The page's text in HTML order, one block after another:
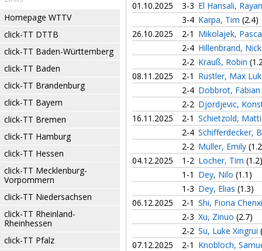
Homepage WTTV
click-TT DTTB
click-TT Baden-Württemberg
click-TT Baden
click-TT Brandenburg
click-TT Bayern
click-TT Bremen
click-TT Hamburg
click-TT Hessen
click-TT Mecklenburg-
Vorpommern
click-TT Niedersachsen
click-TT Rheinland-
Rheinhessen
click-TT Pfalz
01.10.2025
3-3 El Hansali,
3-4 Karpa, Tim (2.4)
26.10.2025
2-1 Mikolajek,
2-4 Hillenbrand,
2-2 Krauß, Robin
08.11.2025
2-1 Rustler, Max
2-4 Dobbrot, Fabian
2-2 Djordjevic,
16.11.2025
2-1 Schietzold,
2-4 Schifferdecker,
2-2 Müller, Emily
04.12.2025
1-2 Locher, Tim (1.2)
1-1 Dey, Nilo (1.1)
1-3 Dey, Elias (1.3)
06.12.2025
2-1 Shi, Fiona
2-3 Xu, Zinuo (2.7)
2-2 Su, Luke Xingrui
07.12.2025
2-1 Knobloch,